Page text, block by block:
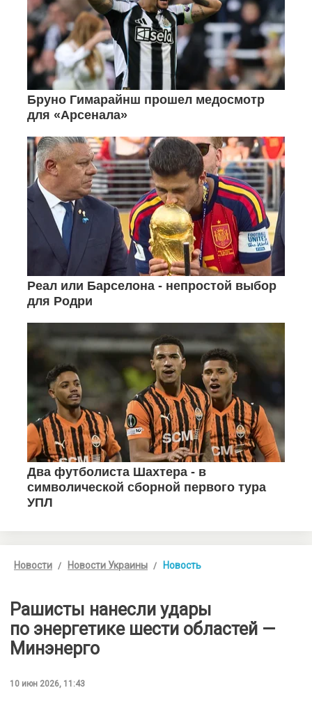
Новости Новости Украины Новость
Рашисты нанесли удары
по энергетике шести областей —
Минэнерго
10 июн 2026, 11:43